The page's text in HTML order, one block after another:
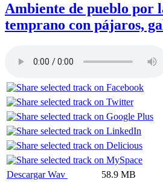
Ambiente de pueblo por
temprano con pájaros,
Descargar Wav 58.9 MB